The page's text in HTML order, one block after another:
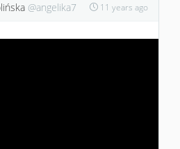
@angelika7 11 years ago